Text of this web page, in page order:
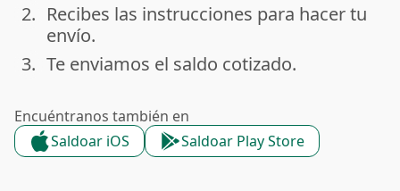
done
2. Recibes las instrucciones para hacer tu
envío.
done
3. Te enviamos el saldo cotizado.
Encuéntranos también en
Saldoar iOS
Saldoar Play Store